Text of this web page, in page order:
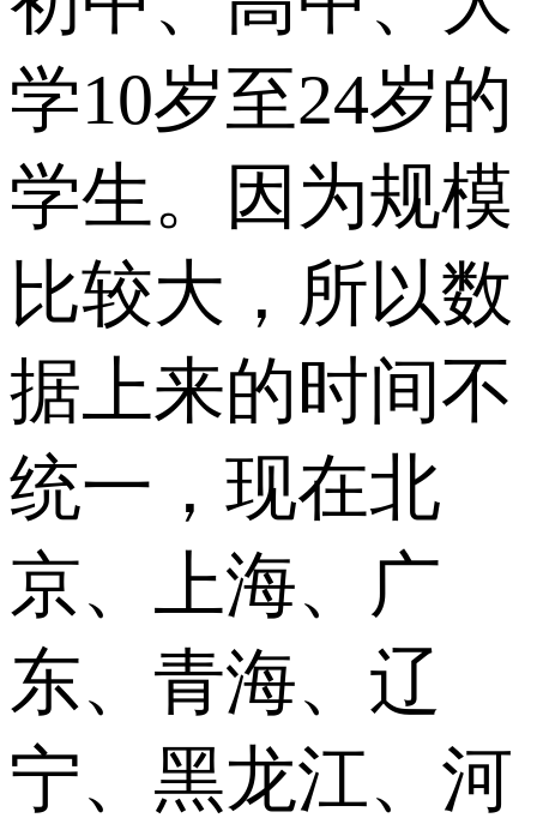
学10岁至24岁的
学生。因为规模
比较大，所以数
据上来的时间不
统一，现在北
京、上海、广
东、青海、辽
宁、黑龙江、河